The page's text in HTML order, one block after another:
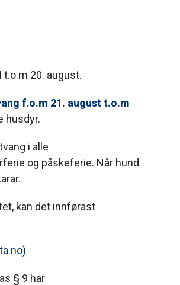
20. august.
f.o.m 21. august t.o.m
husdyr.
i alle
og påskeferie. Når hund
kan det innførast
§ 9 har